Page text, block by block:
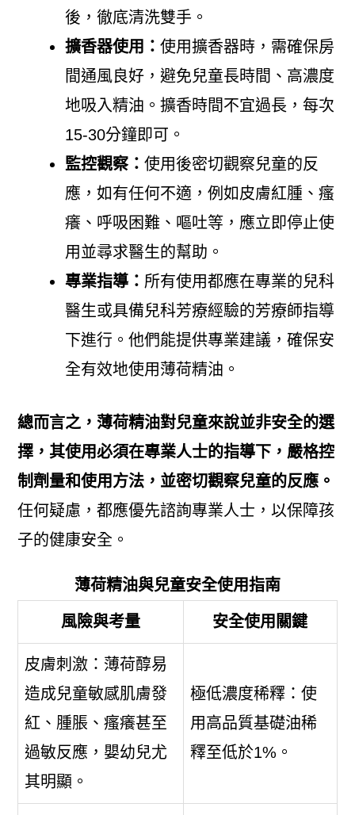
後，徹底清洗雙手。
擴香器使用： 使用擴香器時，需確保房
間通風良好，避免兒童長時間、高濃度
地吸入精油。擴香時間不宜過長，每次
15-30分鐘即可。
監控觀察： 使用後密切觀察兒童的反
應，如有任何不適，例如皮膚紅腫、瘙
癢、呼吸困難、嘔吐等，應立即停止使
用並尋求醫生的幫助。
專業指導： 所有使用都應在專業的兒科
醫生或具備兒科芳療經驗的芳療師指導
下進行。他們能提供專業建議，確保安
全有效地使用薄荷精油。
總而言之，薄荷精油對兒童來說並非安全的選
擇，其使用必須在專業人士的指導下，嚴格控
制劑量和使用方法，並密切觀察兒童的反應。
任何疑慮，都應優先諮詢專業人士，以保障孩
子的健康安全。
薄荷精油與兒童安全使用指南
風險與考量 安全使用關鍵
皮膚刺激：薄荷醇易
造成兒童敏感肌膚發
紅、腫脹、瘙癢甚至
過敏反應，嬰幼兒尤
其明顯。
極低濃度稀釋：使
用高品質基礎油稀
釋至低於1%。